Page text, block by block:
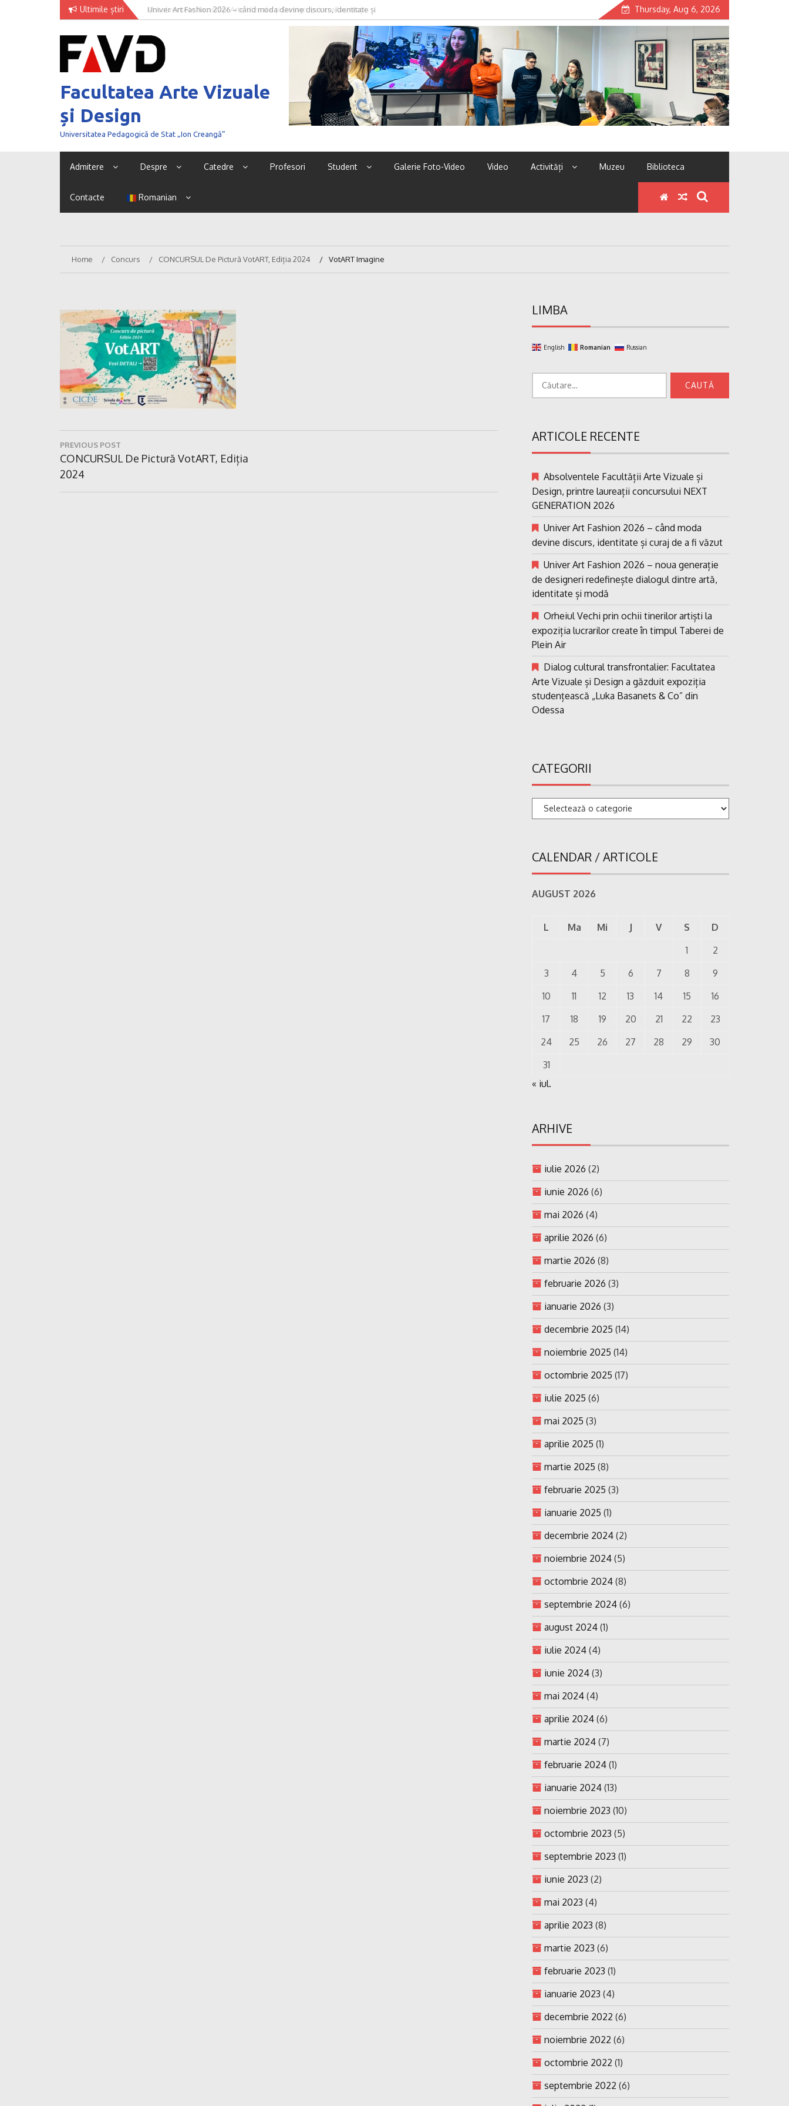
Ultimile știri
Univer Art Fashion 2026 – când moda devine discurs, identitate și
curaj de a fi văzut
Thursday, Aug 6, 2026
Facultatea Arte Vizuale
și Design
Universitatea Pedagogică de Stat „Ion Creangă”
Admitere Despre Catedre Profesori Student Galerie Foto-Video Video Activități Muzeu Biblioteca
Contacte Romanian
Home Concurs CONCURSUL De Pictură VotART, Ediția 2024 VotART Imagine
Navigare
în
articole
PREVIOUS POST
Previous
Post:
CONCURSUL De Pictură VotART, Ediția
2024
LIMBA
English Romanian Russian
ARTICOLE RECENTE
Absolventele Facultății Arte Vizuale și
Design, printre laureații concursului NEXT
GENERATION 2026
Univer Art Fashion 2026 – când moda
devine discurs, identitate și curaj de a fi văzut
Univer Art Fashion 2026 – noua generație
de designeri redefinește dialogul dintre artă,
identitate și modă
Orheiul Vechi prin ochii tinerilor artiști la
expoziția lucrarilor create în timpul Taberei de
Plein Air
Dialog cultural transfrontalier: Facultatea
Arte Vizuale și Design a găzduit expoziția
studențească „Luka Basanets & Co” din
Odessa
CATEGORII
Categorii
CALENDAR / ARTICOLE
AUGUST 2026
L Ma Mi J V S
D
1
2
3
4 5 6 7 8
9
10
11 12 13 14 15
16
17
18 19 20 21 22
23
24
25 26 27 28 29
30
31
« iul.
ARHIVE
iulie 2026 (2)
iunie 2026 (6)
mai 2026 (4)
aprilie 2026 (6)
martie 2026 (8)
februarie 2026 (3)
ianuarie 2026 (3)
decembrie 2025 (14)
noiembrie 2025 (14)
octombrie 2025 (17)
iulie 2025 (6)
mai 2025 (3)
aprilie 2025 (1)
martie 2025 (8)
februarie 2025 (3)
ianuarie 2025 (1)
decembrie 2024 (2)
noiembrie 2024 (5)
octombrie 2024 (8)
septembrie 2024 (6)
august 2024 (1)
iulie 2024 (4)
iunie 2024 (3)
mai 2024 (4)
aprilie 2024 (6)
martie 2024 (7)
februarie 2024 (1)
ianuarie 2024 (13)
noiembrie 2023 (10)
octombrie 2023 (5)
septembrie 2023 (1)
iunie 2023 (2)
mai 2023 (4)
aprilie 2023 (8)
martie 2023 (6)
februarie 2023 (1)
ianuarie 2023 (4)
decembrie 2022 (6)
noiembrie 2022 (6)
octombrie 2022 (1)
septembrie 2022 (6)